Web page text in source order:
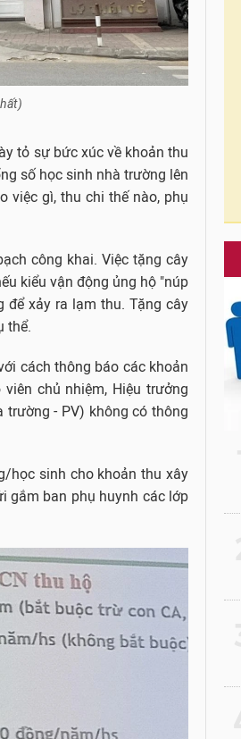
tỏ sự bức xúc về khoản thu
số học sinh nhà trường lên
việc gì, thu chi thế nào, phụ
công khai. Việc tặng cây
kiểu vận động ủng hộ "núp
để xảy ra lạm thu. Tặng cây
thể.
cách thông báo các khoản
chủ nhiệm, Hiệu trưởng
- PV) không có thông
học sinh cho khoản thu xây
gắm ban phụ huynh các lớp